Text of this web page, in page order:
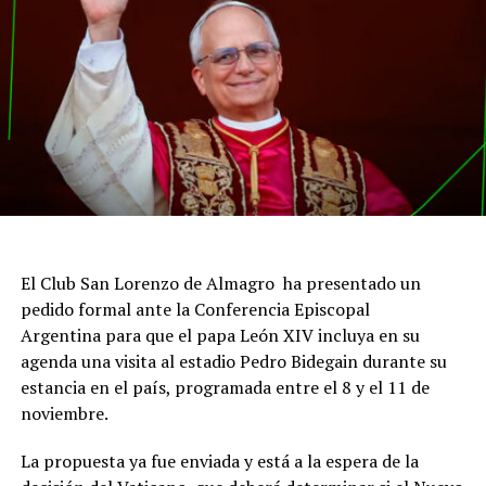
El Club San Lorenzo de Almagro ha presentado un
pedido formal ante la Conferencia Episcopal
Argentina para que el papa León XIV incluya en su
agenda una visita al estadio Pedro Bidegain durante su
estancia en el país, programada entre el 8 y el 11 de
noviembre.
La propuesta ya fue enviada y está a la espera de la